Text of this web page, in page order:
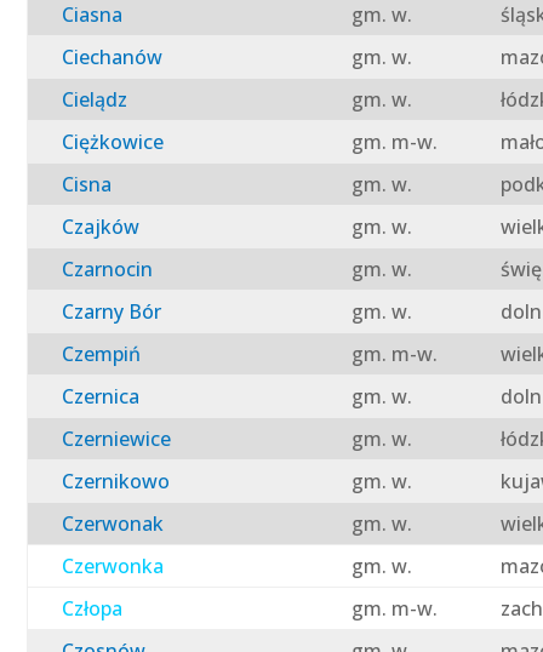
Ciasna
gm. w.
Ciechanów
gm. w.
Cielądz
gm. w.
Ciężkowice
gm. m-w.
Cisna
gm. w.
Czajków
gm. w.
Czarnocin
gm. w.
Czarny Bór
gm. w.
Czempiń
gm. m-w.
Czernica
gm. w.
Czerniewice
gm. w.
Czernikowo
gm. w.
Czerwonak
gm. w.
Czerwonka
gm. w.
Człopa
gm. m-w.